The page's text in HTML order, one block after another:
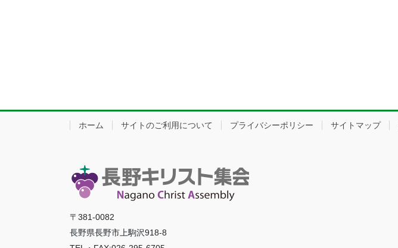
ホーム サイトのご利用について プライバシーポリシー サイトマップ
〒381-0082
長野県長野市上駒沢918-8